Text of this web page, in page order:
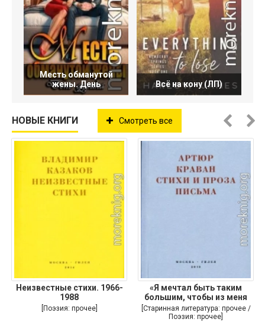
Месть обманутой
жены. День
Всё на кону (ЛП)
НОВЫЕ КНИГИ Смотреть все
Неизвестные стихи. 1966-
1988
[Поэзия: прочее]
«Я мечтал быть таким
большим, чтобы из меня
[Старинная литература: прочее /
Поэзия: прочее]